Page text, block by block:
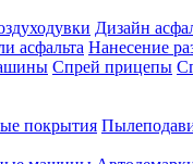
Дизайн
асфальта Нанесение
Спрей прицепы
покрытия